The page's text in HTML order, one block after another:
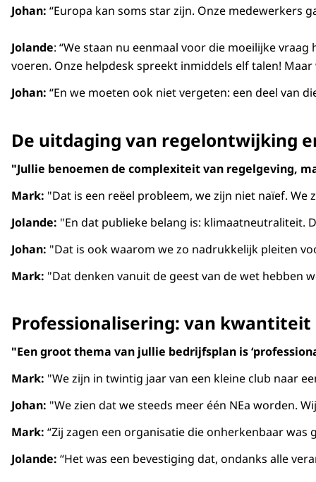
Johan: “Europa kan soms star zijn. Onze medewerkers
Jolande: “We staan nu eenmaal voor die moeilijke
voeren. Onze helpdesk spreekt inmiddels elf talen!
Johan: “En we moeten ook niet vergeten: een deel van
De uitdaging van regelontwijking
"Jullie benoemen de complexiteit van regelgeving,
Mark: "Dat is een reëel probleem, we zijn niet naïef.
Jolande: "En dat publieke belang is: klimaatneutraliteit.
Johan: "Dat is ook waarom we zo nadrukkelijk pleiten
Mark: "Dat denken vanuit de geest van de wet hebben
Professionalisering: van
"Een groot thema van jullie bedrijfsplan is
Mark: "We zijn in twintig jaar van een kleine club naar
Johan: "We zien dat we steeds meer één NEa worden.
Mark: “Zij zagen een organisatie die onherkenbaar
Jolande: “Het was een bevestiging dat, ondanks alle